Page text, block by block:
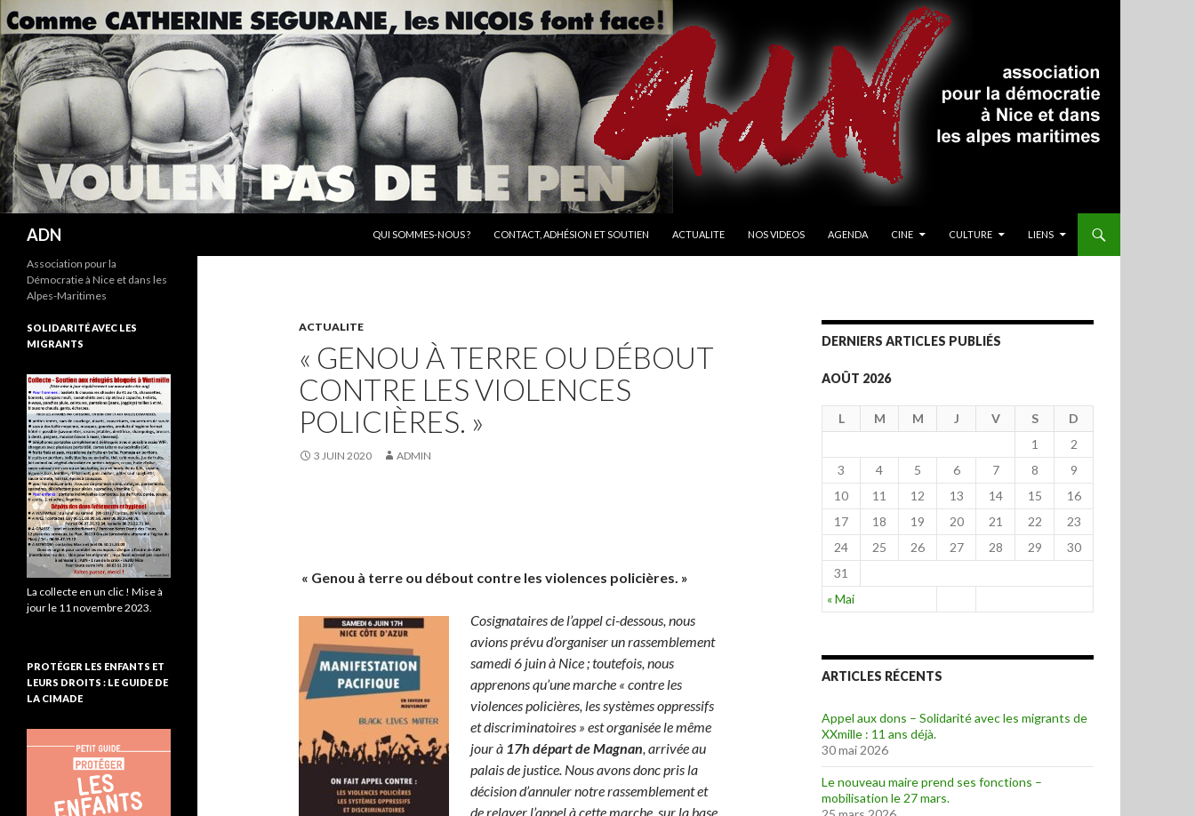
ADN
QUI SOMMES-NOUS ?
CONTACT, ADHÉSION ET SOUTIEN ACTUALITE NOS VIDEOS AGENDA CINE CULTURE LIENS
ACTUALITE
« GENOU À TERRE OU DÉBOUT
CONTRE LES VIOLENCES
POLICIÈRES. »
3 JUIN 2020 ADMIN
« Genou à terre ou débout contre les violences policières. »
Cosignataires de l’appel ci-dessous, nous
avions prévu d’organiser un rassemblement
samedi 6 juin à Nice ; toutefois, nous
apprenons qu’une marche « contre les
violences policières, les systèmes oppressifs
et discriminatoires » est organisée le même
jour à 17h départ de Magnan, arrivée au
palais de justice. Nous avons donc pris la
décision d’annuler notre rassemblement et
de relayer l’appel à cette marche, sur la base
DERNIERS ARTICLES PUBLIÉS
AOÛT 2026
L M M J V S D
« Mai
1
2
3
4 5 6 7 8
9
10
11 12 13 14 15
16
17
18 19 20 21 22
23
24
25 26 27 28 29
30
31
ARTICLES RÉCENTS
Appel aux dons – Solidarité avec les migrants de
XXmille : 11 ans déjà.
30 mai 2026
Le nouveau maire prend ses fonctions –
mobilisation le 27 mars.
Association pour la
Démocratie à Nice et dans les
Alpes-Maritimes
SOLIDARITÉ AVEC LES
MIGRANTS
La collecte en un clic ! Mise à
jour le 11 novembre 2023.
PROTÉGER LES ENFANTS ET
LEURS DROITS : LE GUIDE DE
LA CIMADE